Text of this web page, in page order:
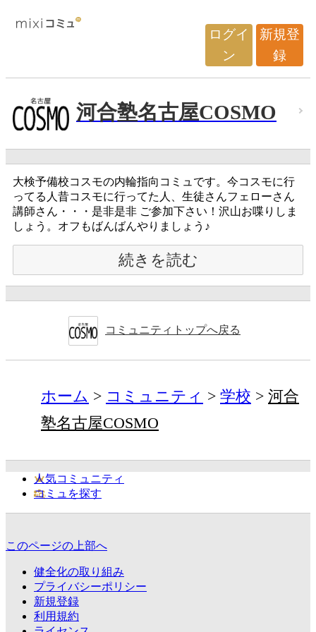
ログイ
ン
新規登
録
河合塾名古屋COSMO
大検予備校コスモの内輪指向コミュです。今コスモに行
ってる人昔コスモに行ってた人、生徒さんフェローさん
講師さん・・・是非是非 ご参加下さい！沢山お喋りしま
しょう。オフもばんばんやりましょう♪
続きを読む
コミュニティトップへ戻る
ホーム コミュニティ 学校
河合
塾名古屋COSMO
人気コミュニティ
コミュを探す
このページの上部へ
健全化の取り組み
プライバシーポリシー
新規登録
利用規約